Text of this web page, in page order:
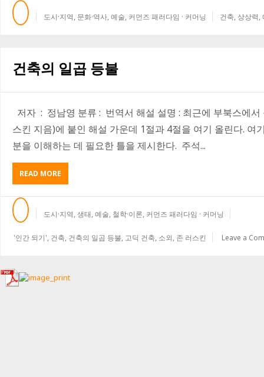
T
상
상
미
는
영
도시·지역, 문화·역사,예술, 커먼즈 패러다임 · 커머닝 건축,상상력,
건축의 일곱 등불
저자 : 정남영 분류 : 번역서 해설 설명 : 최근에 부북스에
스킨 지음)에 붙인 해설 가운데 1절과 4절을 여기 올린다. 여
분을 이해하는 데 필요한 틀을 제시한다. 주석...
READ MORE
B
O
T
축
곱
도시·지역,생태,예술, 철학·이론, 커먼즈 패러다임 · 커머닝
'인간 되기', 건축, 건축의 일곱 등불, 고딕 건축, 소외, 존 러스킨 Leave a